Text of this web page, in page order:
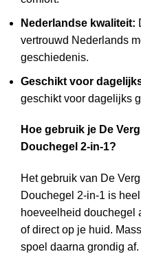
Nederlandse kwaliteit:
vertrouwd Nederlands
geschiedenis.
Geschikt voor
geschikt voor dagelijks
Hoe gebruik je De
Douchegel 2-in-1?
Het gebruik van De
Douchegel 2-in-1 is
hoeveelheid douchegel
of direct op je huid.
spoel daarna grondig af.